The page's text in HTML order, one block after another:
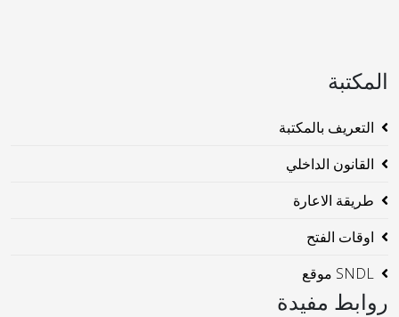
المكتبة
التعريف بالمكتبة
القانون الداخلي
طريقة الاعارة
اوقات الفتح
SNDL موقع
روابط مفيدة